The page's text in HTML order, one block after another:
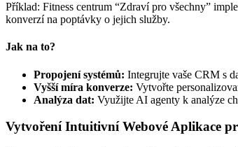
Příklad: Fitness centrum “Zdraví pro všechny”
konverzí na poptávky o jejich služby.
Jak na to?
Propojení systémů: Integrujte vaše CRM s
Vyšší míra konverze: Vytvořte
Analýza dat: Využijte AI agenty k analýze
Vytvoření Intuitivní Webové Aplikace